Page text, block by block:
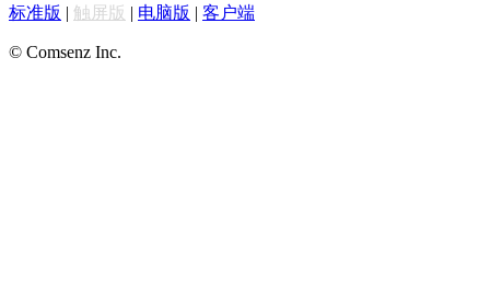
标准版 | 触屏版 | 电脑版 | 客户端
© Comsenz Inc.